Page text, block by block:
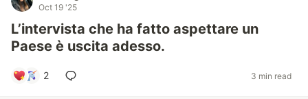
Oct 19 '25
L’intervista che ha fatto aspettare un
Paese è uscita adesso.
2 3 min read